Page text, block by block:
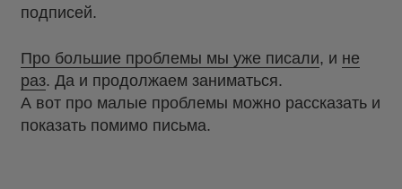
подписей.
Про большие проблемы мы уже писали, и не
раз. Да и продолжаем заниматься.
А вот про малые проблемы можно рассказать и
показать помимо письма.